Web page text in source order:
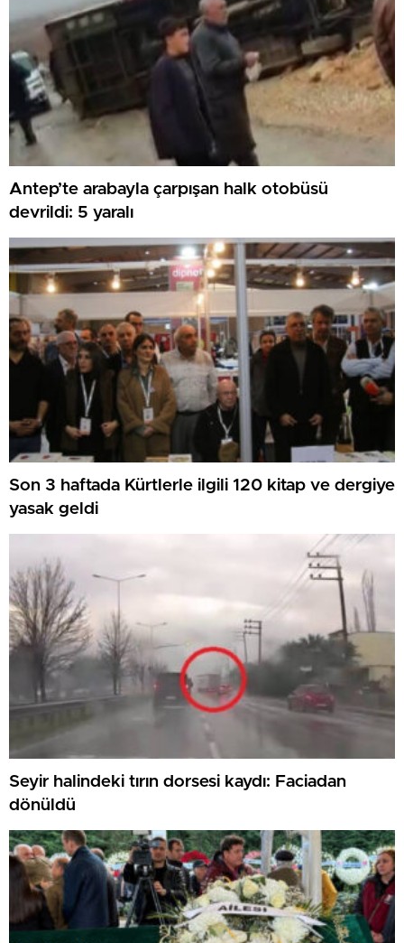
Antep’te arabayla çarpışan halk otobüsü
devrildi: 5 yaralı
Son 3 haftada Kürtlerle ilgili 120 kitap ve dergiye
yasak geldi
Seyir halindeki tırın dorsesi kaydı: Faciadan
dönüldü